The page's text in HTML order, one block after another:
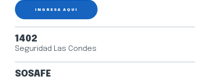
INGRESA AQUÍ
1402
Seguridad Las Condes
SOSAFE